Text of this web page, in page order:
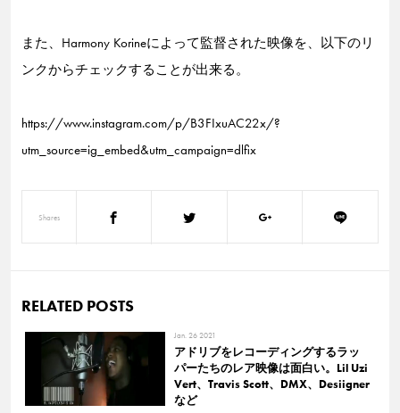
また、Harmony Korineによって監督された映像を、以下のリ
ンクからチェックすることが出来る。
https://www.instagram.com/p/B3FIxuAC22x/?
utm_source=ig_embed&utm_campaign=dlfix
Shares
RELATED POSTS
Jan. 26 2021
アドリブをレコーディングするラッ
パーたちのレア映像は面白い。Lil Uzi
Vert、Travis Scott、DMX、Desiigner
など